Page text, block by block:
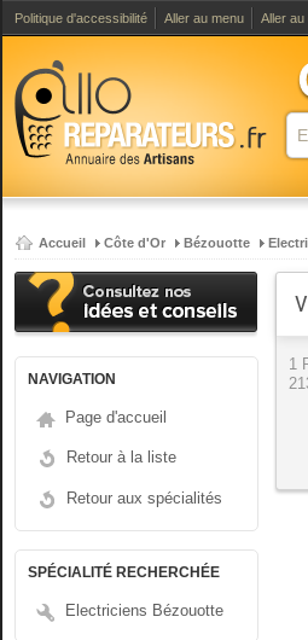
Politique d'accessibilité Aller au menu Aller au
Accueil Côte d'Or Bézouotte
NAVIGATION
Page d'accueil
Retour à la liste
Retour aux spécialités
SPÉCIALITÉ RECHERCHÉE
Electriciens Bézouotte
1